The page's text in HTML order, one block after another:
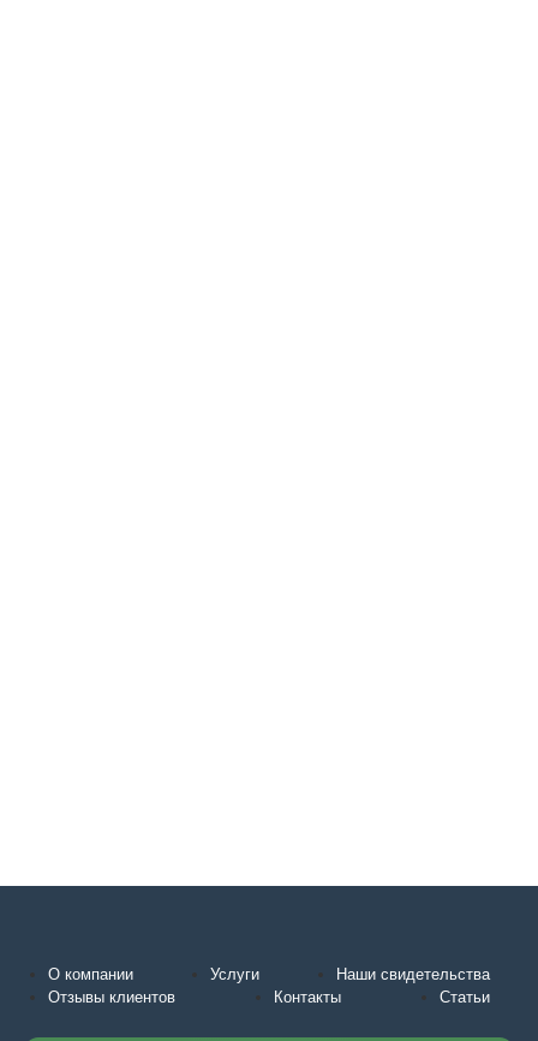
О компании Услуги
Наши свидетельства
Отзывы клиентов
Контакты Статьи